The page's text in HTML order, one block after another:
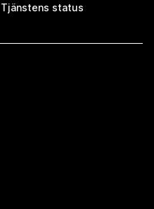
Tjänstens status